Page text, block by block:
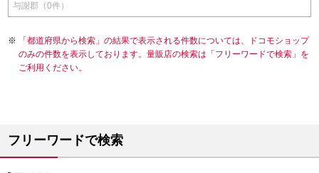
与謝郡（0件）
「都道府県から検索」の結果で表示される件数については、ドコモショップ
のみの件数を表示しております。量販店の検索は「フリーワードで検索」を
ご利用ください。
フリーワードで検索